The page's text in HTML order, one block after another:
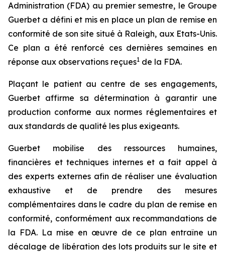
Administration (FDA) au premier semestre, le Groupe
Guerbet a défini et mis en place un plan de remise en
conformité de son site situé à Raleigh, aux Etats-Unis.
Ce plan a été renforcé ces dernières semaines en
réponse aux observations reçues1 de la FDA.
Plaçant le patient au centre de ses engagements,
Guerbet affirme sa détermination à garantir une
production conforme aux normes réglementaires et
aux standards de qualité les plus exigeants.
Guerbet mobilise des ressources humaines,
financières et techniques internes et a fait appel à
des experts externes afin de réaliser une évaluation
exhaustive et de prendre des mesures
complémentaires dans le cadre du plan de remise en
conformité, conformément aux recommandations de
la FDA. La mise en œuvre de ce plan entraîne un
décalage de libération des lots produits sur le site et